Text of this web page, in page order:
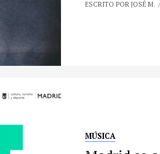
ESCRITO POR JOSÉ M.
MÚSICA